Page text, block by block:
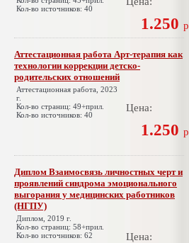
Кол-во источников: 40
1.250 р
Аттестационная работа Арт-терапия как
технологии коррекции детско-
родительских отношений
Аттестационная работа, 2023
г.
Кол-во страниц: 49+прил.
Кол-во источников: 40
Цена:
1.250 р
Диплом Взаимосвязь личностных черт и
проявлений синдрома эмоционального
выгорания у медицинских работников
(НГПУ)
Диплом, 2019 г.
Кол-во страниц: 58+прил.
Кол-во источников: 62
Цена: